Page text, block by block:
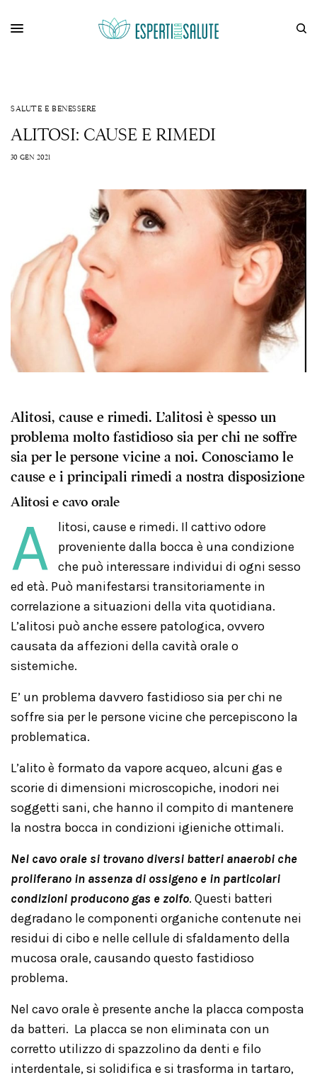
SALUTE E BENESSERE
ALITOSI: CAUSE E RIMEDI
30 GEN 2021
Alitosi, cause e rimedi. L’alitosi è spesso un
problema molto fastidioso sia per chi ne soffre
sia per le persone vicine a noi. Conosciamo le
cause e i principali rimedi a nostra disposizione
Alitosi e cavo orale
A
litosi, cause e rimedi. Il cattivo odore
proveniente dalla bocca è una condizione
che può interessare individui di ogni sesso
ed età. Può manifestarsi transitoriamente in
correlazione a situazioni della vita quotidiana.
L’alitosi può anche essere patologica, ovvero
causata da affezioni della cavità orale o
sistemiche.
E’ un problema davvero fastidioso sia per chi ne
soffre sia per le persone vicine che percepiscono la
problematica.
L’alito è formato da vapore acqueo, alcuni gas e
scorie di dimensioni microscopiche, inodori nei
soggetti sani, che hanno il compito di mantenere
la nostra bocca in condizioni igieniche ottimali.
Nel cavo orale si trovano diversi batteri anaerobi che
proliferano in assenza di ossigeno e in particolari
condizioni producono gas e zolfo. Questi batteri
degradano le componenti organiche contenute nei
residui di cibo e nelle cellule di sfaldamento della
mucosa orale, causando questo fastidioso
problema.
Nel cavo orale è presente anche la placca composta
da batteri. La placca se non eliminata con un
corretto utilizzo di spazzolino da denti e filo
interdentale, si solidifica e si trasforma in tartaro,